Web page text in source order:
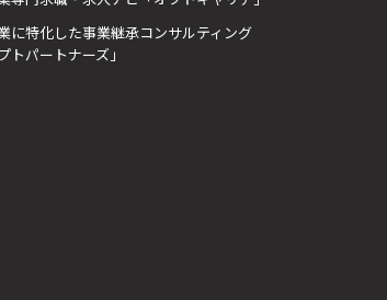
に特化した事業継承コンサルティング
トパートナーズ」